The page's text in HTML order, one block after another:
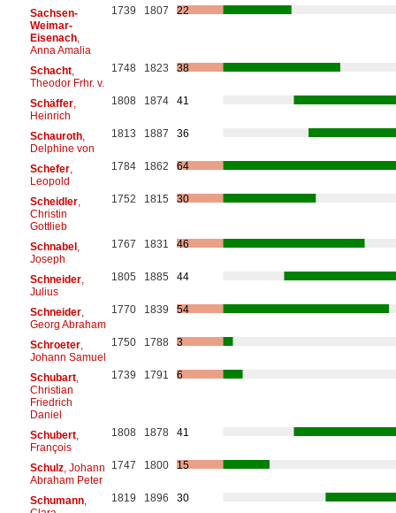
Sachsen-
Weimar-
Eisenach,
Anna Amalia
1739 1807 22
Schacht,
Theodor Frhr. v.
1748 1823 38
Schäffer,
Heinrich
1808 1874 41
Schauroth,
Delphine von
1813 1887 36
Schefer,
Leopold
1784 1862 64
Scheidler,
Christin
Gottlieb
1752 1815 30
Schnabel,
Joseph
1767 1831 46
Schneider,
Julius
1805 1885 44
Schneider,
Georg Abraham
1770 1839 54
Schroeter,
Johann Samuel
1750 1788 3
Schubart,
Christian
Friedrich
Daniel
1739 1791 6
Schubert,
François
1808 1878 41
Schulz, Johann
Abraham Peter
1747 1800 15
Schumann,
1819 1896 30